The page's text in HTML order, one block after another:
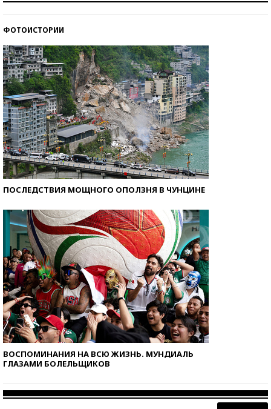
ФОТОИСТОРИИ
ПОСЛЕДСТВИЯ МОЩНОГО ОПОЛЗНЯ В ЧУНЦИНЕ
ВОСПОМИНАНИЯ НА ВСЮ ЖИЗНЬ. МУНДИАЛЬ
ГЛАЗАМИ БОЛЕЛЬЩИКОВ